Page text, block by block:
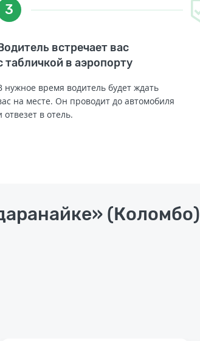
3
встречает вас
табличкой в аэропорту
нужное время водитель будет ждать
на месте. Он проводит до автомобиля
отвезет в отель.
(Коломбо)